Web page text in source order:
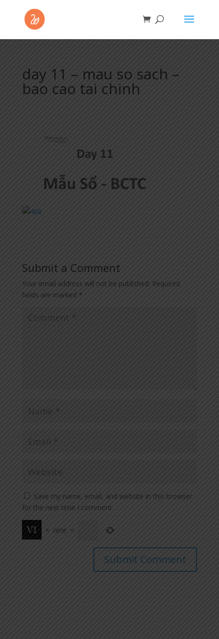
day 11 – mau so sach –
bao cao tai chinh
Submit a Comment
Your email address will not be published. Required
fields are marked *
Save my name, email, and website in this browser
for the next time I comment.
× nine =